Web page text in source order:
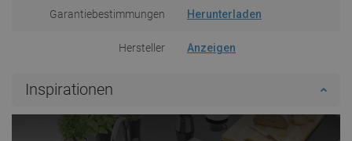
Garantiebestimmungen Herunterladen
Hersteller Anzeigen
Inspirationen